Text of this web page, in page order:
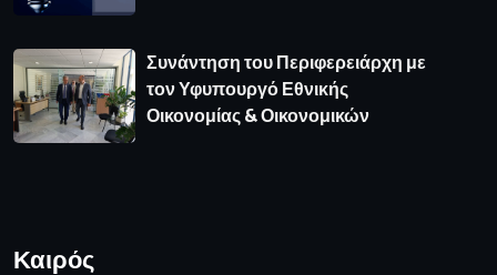
Συνάντηση του Περιφερειάρχη με
τον Υφυπουργό Εθνικής
Οικονομίας & Οικονομικών
Καιρός